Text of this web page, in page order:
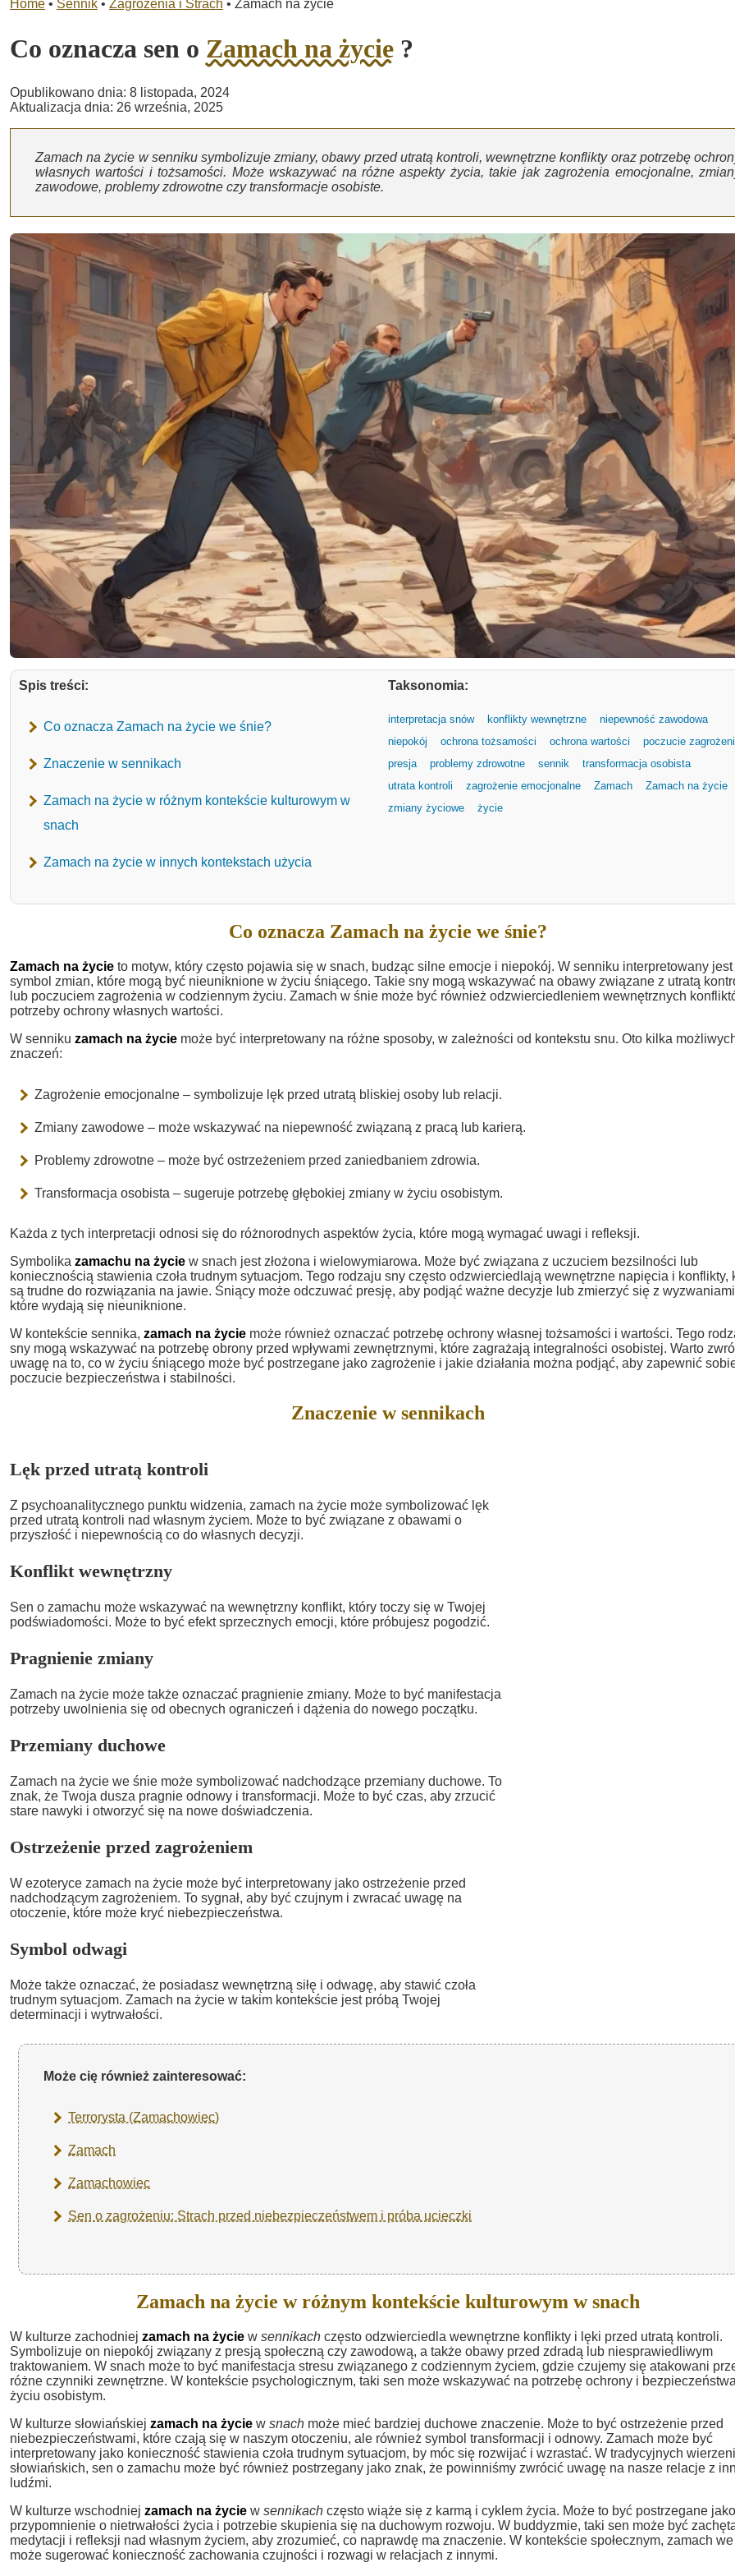
Home • Sennik • Zagrożenia i Strach • Zamach na życie
Co oznacza sen o Zamach na życie ?
Opublikowano dnia: 8 listopada, 2024
Aktualizacja dnia: 26 września, 2025
Zamach na życie w senniku symbolizuje zmiany, obawy przed utratą kontroli, wewnętrzne konflikty oraz potrzebę
własnych wartości i tożsamości. Może wskazywać na różne aspekty życia, takie jak zagrożenia emocjonalne,
zawodowe, problemy zdrowotne czy transformacje osobiste.
Spis treści:
Co oznacza Zamach na życie we śnie?
Znaczenie w sennikach
Zamach na życie w różnym kontekście kulturowym w
snach
Zamach na życie w innych kontekstach użycia
Taksonomia:
interpretacja snów konflikty wewnętrzne
niepewność zawodowa
niepokój
ochrona tożsamości ochrona wartości
poczucie
presja
problemy zdrowotne sennik
transformacja osobista
utrata kontroli
zagrożenie emocjonalne Zamach
Zamach na życie
zmiany życiowe
życie
Co oznacza Zamach na życie we śnie?
Zamach na życie to motyw, który często pojawia się w snach, budząc silne emocje i niepokój. W senniku interpretowany
symbol zmian, które mogą być nieuniknione w życiu śniącego. Takie sny mogą wskazywać na obawy związane z utratą
lub poczuciem zagrożenia w codziennym życiu. Zamach w śnie może być również odzwierciedleniem wewnętrznych
potrzeby ochrony własnych wartości.
W senniku zamach na życie może być interpretowany na różne sposoby, w zależności od kontekstu snu. Oto kilka
znaczeń:
Zagrożenie emocjonalne – symbolizuje lęk przed utratą bliskiej osoby lub relacji.
Zmiany zawodowe – może wskazywać na niepewność związaną z pracą lub karierą.
Problemy zdrowotne – może być ostrzeżeniem przed zaniedbaniem zdrowia.
Transformacja osobista – sugeruje potrzebę głębokiej zmiany w życiu osobistym.
Każda z tych interpretacji odnosi się do różnorodnych aspektów życia, które mogą wymagać uwagi i refleksji.
Symbolika zamachu na życie w snach jest złożona i wielowymiarowa. Może być związana z uczuciem bezsilności lub
koniecznością stawienia czoła trudnym sytuacjom. Tego rodzaju sny często odzwierciedlają wewnętrzne napięcia i konflikty,
są trudne do rozwiązania na jawie. Śniący może odczuwać presję, aby podjąć ważne decyzje lub zmierzyć się z
które wydają się nieuniknione.
W kontekście sennika, zamach na życie może również oznaczać potrzebę ochrony własnej tożsamości i wartości. Tego
sny mogą wskazywać na potrzebę obrony przed wpływami zewnętrznymi, które zagrażają integralności osobistej. Warto
uwagę na to, co w życiu śniącego może być postrzegane jako zagrożenie i jakie działania można podjąć, aby zapewnić
poczucie bezpieczeństwa i stabilności.
Znaczenie w sennikach
Lęk przed utratą kontroli
Z psychoanalitycznego punktu widzenia, zamach na życie może symbolizować lęk
przed utratą kontroli nad własnym życiem. Może to być związane z obawami o
przyszłość i niepewnością co do własnych decyzji.
Konflikt wewnętrzny
Sen o zamachu może wskazywać na wewnętrzny konflikt, który toczy się w Twojej
podświadomości. Może to być efekt sprzecznych emocji, które próbujesz pogodzić.
Pragnienie zmiany
Zamach na życie może także oznaczać pragnienie zmiany. Może to być manifestacja
potrzeby uwolnienia się od obecnych ograniczeń i dążenia do nowego początku.
Przemiany duchowe
Zamach na życie we śnie może symbolizować nadchodzące przemiany duchowe. To
znak, że Twoja dusza pragnie odnowy i transformacji. Może to być czas, aby zrzucić
stare nawyki i otworzyć się na nowe doświadczenia.
Ostrzeżenie przed zagrożeniem
W ezoteryce zamach na życie może być interpretowany jako ostrzeżenie przed
nadchodzącym zagrożeniem. To sygnał, aby być czujnym i zwracać uwagę na
otoczenie, które może kryć niebezpieczeństwa.
Symbol odwagi
Może także oznaczać, że posiadasz wewnętrzną siłę i odwagę, aby stawić czoła
trudnym sytuacjom. Zamach na życie w takim kontekście jest próbą Twojej
determinacji i wytrwałości.
Może cię również zainteresować:
Terrorysta (Zamachowiec)
Zamach
Zamachowiec
Sen o zagrożeniu: Strach przed niebezpieczeństwem i próba ucieczki
Zamach na życie w różnym kontekście kulturowym w snach
W kulturze zachodniej zamach na życie w sennikach często odzwierciedla wewnętrzne konflikty i lęki przed utratą kontroli.
Symbolizuje on niepokój związany z presją społeczną czy zawodową, a także obawy przed zdradą lub niesprawiedliwym
traktowaniem. W snach może to być manifestacja stresu związanego z codziennym życiem, gdzie czujemy się atakowani
różne czynniki zewnętrzne. W kontekście psychologicznym, taki sen może wskazywać na potrzebę ochrony i
życiu osobistym.
W kulturze słowiańskiej zamach na życie w snach może mieć bardziej duchowe znaczenie. Może to być ostrzeżenie przed
niebezpieczeństwami, które czają się w naszym otoczeniu, ale również symbol transformacji i odnowy. Zamach może być
interpretowany jako konieczność stawienia czoła trudnym sytuacjom, by móc się rozwijać i wzrastać. W tradycyjnych
słowiańskich, sen o zamachu może być również postrzegany jako znak, że powinniśmy zwrócić uwagę na nasze relacje z
ludźmi.
W kulturze wschodniej zamach na życie w sennikach często wiąże się z karmą i cyklem życia. Może to być postrzegane jako
przypomnienie o nietrwałości życia i potrzebie skupienia się na duchowym rozwoju. W buddyzmie, taki sen może być
medytacji i refleksji nad własnym życiem, aby zrozumieć, co naprawdę ma znaczenie. W kontekście społecznym, zamach
może sugerować konieczność zachowania czujności i rozwagi w relacjach z innymi.